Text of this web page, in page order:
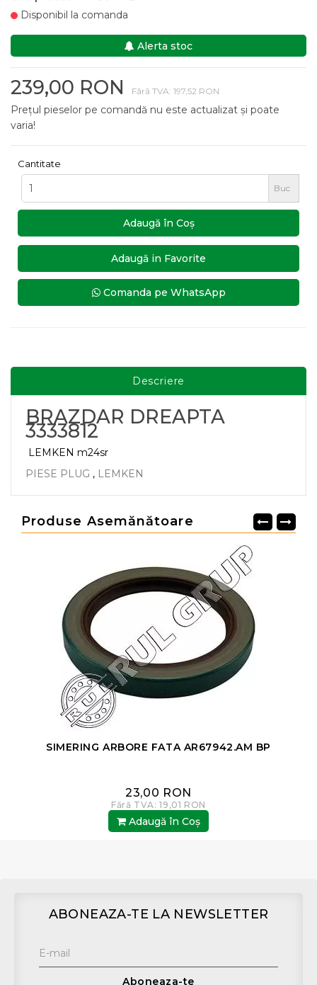
Disponibil la comanda
Alerta stoc
239,00 RON Fără TVA: 197,52 RON
Prețul pieselor pe comandă nu este actualizat și poate
varia!
Cantitate
Buc
Adaugă în Coş
Adaugă in Favorite
Comanda pe WhatsApp
Descriere
BRAZDAR DREAPTA
3333812
LEMKEN m24sr
PIESE PLUG , LEMKEN
Produse Asemănătoare
SIMERING ARBORE FATA AR67942.AM BP
23,00 RON
Fără TVA: 19,01 RON
Adaugă în Coş
ABONEAZA-TE LA NEWSLETTER
Aboneaza-te